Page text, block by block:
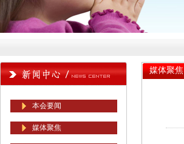
本会要闻
媒体聚焦
媒体聚焦